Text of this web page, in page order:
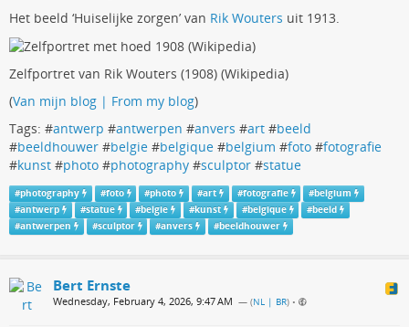
Het beeld ‘Huiselijke zorgen’ van Rik Wouters uit 1913.
Zelfportret van Rik Wouters (1908) (Wikipedia)
(Van mijn blog | From my blog)
Tags: #antwerp #antwerpen #anvers #art #beeld
#beeldhouwer #belgie #belgique #belgium #foto #fotografie
#kunst #photo #photography #sculptor #statue
#photography #foto #photo #art #fotografie #belgium
#antwerp #statue #belgie #kunst #belgique #beeld
#antwerpen #sculptor #anvers #beeldhouwer
Bert Ernste
Wednesday, February 4, 2026, 9:47 AM — (NL | BR) •